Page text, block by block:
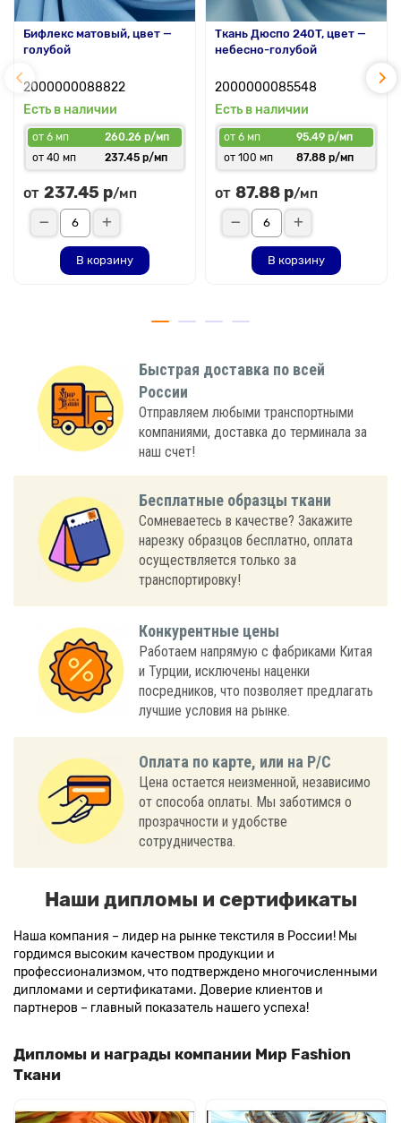
Бифлекс матовый, цвет —
голубой
2000000088822
Есть в наличии
от 6 мп
260.26 р/мп
от 40 мп
237.45 р/мп
от 237.45 р/мп
В корзину
Ткань Дюспо 240T, цвет —
небесно-голубой
2000000085548
Есть в наличии
от 6 мп
95.49 р/мп
от 100 мп
87.88 р/мп
от 87.88 р/мп
В корзину
Быстрая доставка по всей
России
Отправляем любыми транспортными
компаниями, доставка до терминала за
наш счет!
Бесплатные образцы ткани
Сомневаетесь в качестве? Закажите
нарезку образцов бесплатно, оплата
осуществляется только за
транспортировку!
Конкурентные цены
Работаем напрямую с фабриками Китая
и Турции, исключены наценки
посредников, что позволяет предлагать
лучшие условия на рынке.
Оплата по карте, или на Р/С
Цена остается неизменной, независимо
от способа оплаты. Мы заботимся о
прозрачности и удобстве
сотрудничества.
Наши дипломы и сертификаты
Наша компания – лидер на рынке текстиля в России! Мы
гордимся высоким качеством продукции и
профессионализмом, что подтверждено многочисленными
дипломами и сертификатами. Доверие клиентов и
партнеров – главный показатель нашего успеха!
Дипломы и награды компании Мир Fashion
Ткани